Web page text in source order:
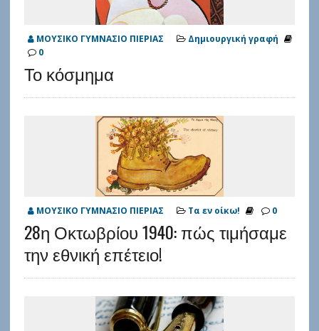
ΜΟΥΣΙΚΟ ΓΥΜΝΑΣΙΟ ΠΙΕΡΙΑΣ
Δημιουργική γραφή
0
Το κόσμημα
ΜΟΥΣΙΚΟ ΓΥΜΝΑΣΙΟ ΠΙΕΡΙΑΣ Τα εν οίκω! 0
28η Οκτωβρίου 1940: πώς τιμήσαμε
την εθνική επέτειο!